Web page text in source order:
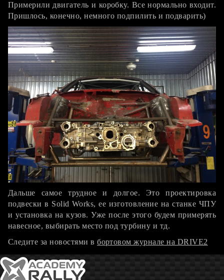
Примерили двигатель и коробку. Все нормально входит.
Пришлось, конечно, немного подпилить и подварить)
Дальше самое трудное и долгое. Это проектировка
подвески в Solid Works, ее изготовление на станке ЧПУ
и установка на кузов. Уже после этого будем примерять
навесное, выбирать место под турбину и тд.
Следите за новостями вбортовом журнале на DRIVE2